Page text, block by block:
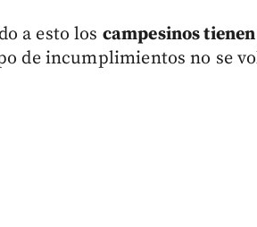
a esto los campesinos
de incumplimientos no se